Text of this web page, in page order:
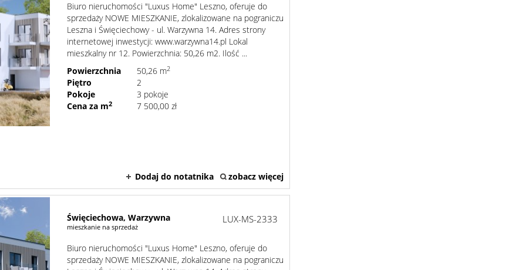
Biuro nieruchomości "Luxus Home" Leszno, oferuje do
sprzedaży NOWE MIESZKANIE, zlokalizowane na pograniczu
Leszna i Święciechowy - ul. Warzywna 14. Adres strony
internetowej inwestycji: www.warzywna14.pl Lokal
mieszkalny nr 12. Powierzchnia: 50,26 m2. Ilość ...
Powierzchnia
50,26 m2
Piętro
2
Pokoje
3 pokoje
Cena za m2 7 500,00 zł
Dodaj do notatnika zobacz więcej
Święciechowa, Warzywna
mieszkanie na sprzedaż
LUX-MS-2333
Biuro nieruchomości "Luxus Home" Leszno, oferuje do
sprzedaży NOWE MIESZKANIE, zlokalizowane na pograniczu